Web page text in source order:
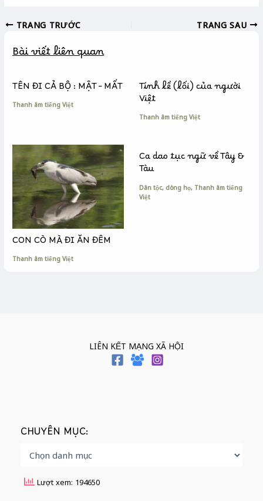
e
o
k
s
n
e
y
i
k
TRANG TRƯỚC TRANG SAU
Bài viết liên quan
TÊN ĐI CẢ BỘ : MẬT – MẤT
Thanh âm tiếng Việt
Tính lề (lối) của người
Việt
Thanh âm tiếng Việt
CON CÒ MÀ ĐI ĂN ĐÊM
Thanh âm tiếng Việt
Ca dao tục ngữ về Tây &
Tàu
Dân tộc, dòng họ, Thanh âm tiếng
Việt
LIÊN KẾT MẠNG XÃ HỘI
CHUYÊN MỤC:
Lượt xem: 194650